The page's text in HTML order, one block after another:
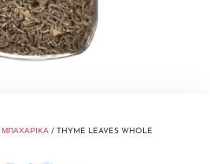
ΜΠΑΧΑΡΙΚΑ/ THYME LEAVES WHOLE